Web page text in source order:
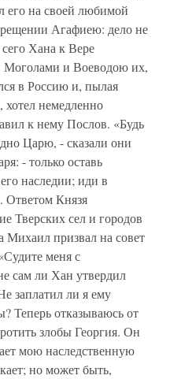
его на своей любимой
Агафиею: дело не
Хана к Вере
и Воеводою их,
в Россию и, пылая
хотел немедленно
к нему Послов. «Будь
Царю, - сказали они
- только оставь
наследии; иди в
Ответом Князя
Тверских сел и городов
Михаил призвал на совет
меня с
сам ли Хан утвердил
заплатил ли я ему
Теперь отказываюсь от
злобы Георгия. Он
мою наследственную
но может быть,